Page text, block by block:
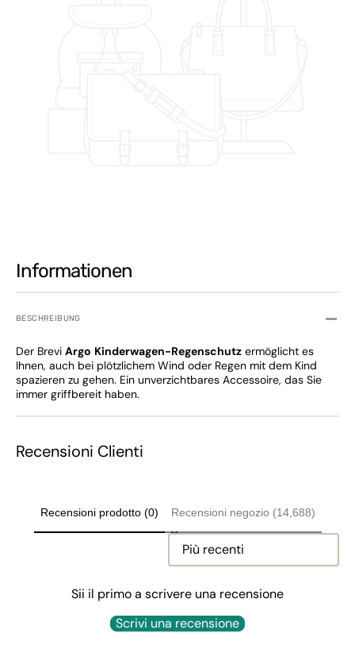
Informationen
BESCHREIBUNG
Der Brevi Argo Kinderwagen-Regenschutz ermöglicht es
Ihnen, auch bei plötzlichem Wind oder Regen mit dem Kind
spazieren zu gehen. Ein unverzichtbares Accessoire, das Sie
immer griffbereit haben.
Recensioni Clienti
Recensioni prodotto (0) Recensioni negozio (14,688)
Sort reviews by
Sii il primo a scrivere una recensione
Scrivi una recensione